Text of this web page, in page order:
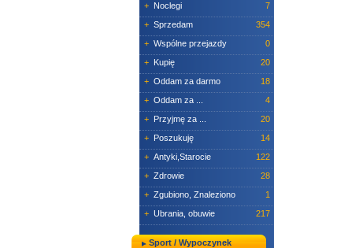
+ Noclegi
7
+ Sprzedam
354
+ Wspólne przejazdy
0
+ Kupię
20
+ Oddam za darmo
18
+ Oddam za ...
4
+ Przyjmę za ...
20
+ Poszukuję
14
+ Antyki,Starocie
122
+ Zdrowie
28
+ Zgubiono, Znaleziono
1
+ Ubrania, obuwie 217
Sport / Wypoczynek